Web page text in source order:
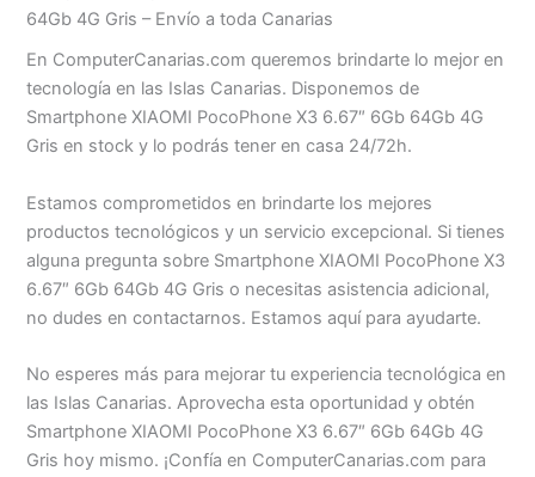
64Gb 4G Gris – Envío a toda Canarias
En ComputerCanarias.com queremos brindarte lo mejor en
tecnología en las Islas Canarias. Disponemos de
Smartphone XIAOMI PocoPhone X3 6.67″ 6Gb 64Gb 4G
Gris en stock y lo podrás tener en casa 24/72h.
Estamos comprometidos en brindarte los mejores
productos tecnológicos y un servicio excepcional. Si tienes
alguna pregunta sobre Smartphone XIAOMI PocoPhone X3
6.67″ 6Gb 64Gb 4G Gris o necesitas asistencia adicional,
no dudes en contactarnos. Estamos aquí para ayudarte.
No esperes más para mejorar tu experiencia tecnológica en
las Islas Canarias. Aprovecha esta oportunidad y obtén
Smartphone XIAOMI PocoPhone X3 6.67″ 6Gb 64Gb 4G
Gris hoy mismo. ¡Confía en ComputerCanarias.com para